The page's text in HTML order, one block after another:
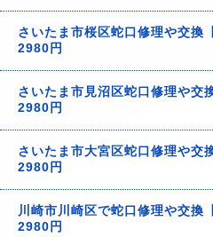
さいたま市桜区蛇口修理や交換
2980円
さいたま市見沼区蛇口修理や交
2980円
さいたま市大宮区蛇口修理や交
2980円
川崎市川崎区で蛇口修理や交換
2980円